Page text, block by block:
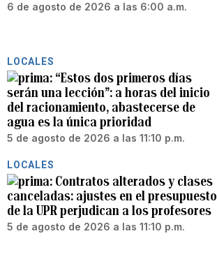
6 de agosto de 2026 a las 6:00 a.m.
LOCALES
“Estos dos primeros días
serán una lección”: a horas del inicio
del racionamiento, abastecerse de
agua es la única prioridad
5 de agosto de 2026 a las 11:10 p.m.
LOCALES
Contratos alterados y clases
canceladas: ajustes en el presupuesto
de la UPR perjudican a los profesores
5 de agosto de 2026 a las 11:10 p.m.